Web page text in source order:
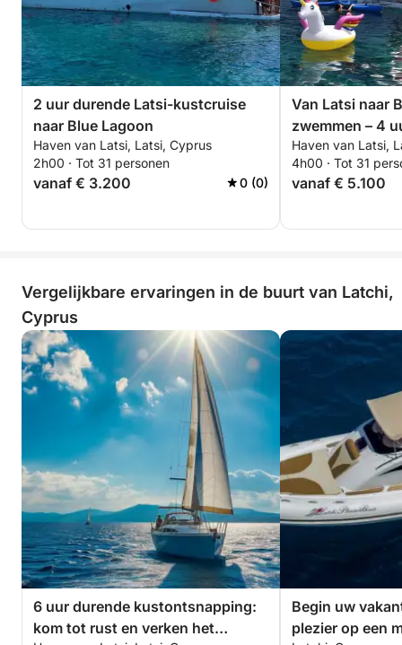
2 uur durende Latsi-kustcruise
naar Blue Lagoon
Haven van Latsi, Latsi, Cyprus
2h00 · Tot 31 personen
vanaf € 3.200 0 (0)
Van Latsi naar
zwemmen – 4
Haven van Latsi,
4h00 · Tot 31
vanaf € 5.100
Vergelijkbare ervaringen in de buurt van Latchi,
Cyprus
6 uur durende kustontsnapping:
kom tot rust en verken het
Begin uw
plezier op een